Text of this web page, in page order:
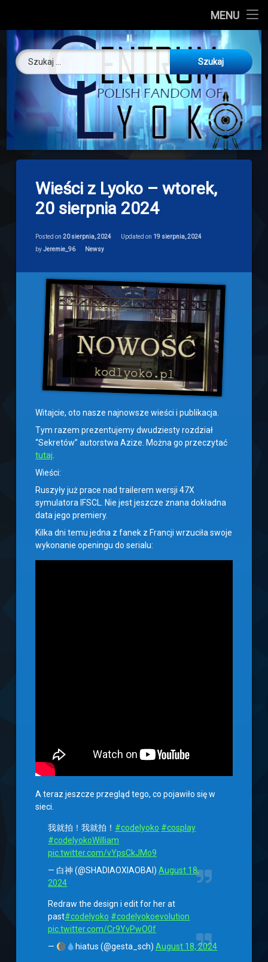
MENU
About us
O nas
Artykuły
Discord
Drogowskaz
Download
Skip
content
Centrum
Szukaj:
Wieści z Lyoko – wtorek,
20 sierpnia 2024
Posted on20 sierpnia, 2024 Updated on 19 sierpnia, 2024
byJeremie_96 Categories:
Newsy
Witajcie, oto nasze najnowsze wieści i publikacja.
Tym razem prezentujemy dwudziesty rozdział
“Sekretów” autorstwa Azize. Można go przeczytać
tutaj.
Wieści:
Ruszyły już prace nad trailerem wersji 47X
symulatora IFSCL. Nie jest jeszcze znana dokładna
data jego premiery.
Kilka dni temu jedna z fanek z Francji wrzuciła swoje
wykonanie openingu do serialu:
A teraz jeszcze przegląd tego, co pojawiło się w
sieci.
我就拍！我就拍！ #codelyoko #cosplay
#codelyokoWilliam
pic.twitter.com/vYpsCkJMo9
— 白神 (@SHADIAOXIAOBAI)August 18,
2024
Redraw the design i edit for her at
past#codelyoko #codelyokoevolution
pic.twitter.com/Cr9YvPwO0f
—
hiatus (@gesta_sch)August 18, 2024